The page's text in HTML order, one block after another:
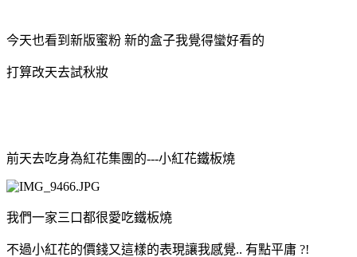
今天也看到新版蜜粉 新的盒子我覺得蠻好看的
打算改天去試秋妝
前天去吃身為紅花集團的---小紅花鐵板燒
我們一家三口都很愛吃鐵板燒
不過小紅花的價錢又這樣的表現讓我感覺.. 有點平庸 ?!